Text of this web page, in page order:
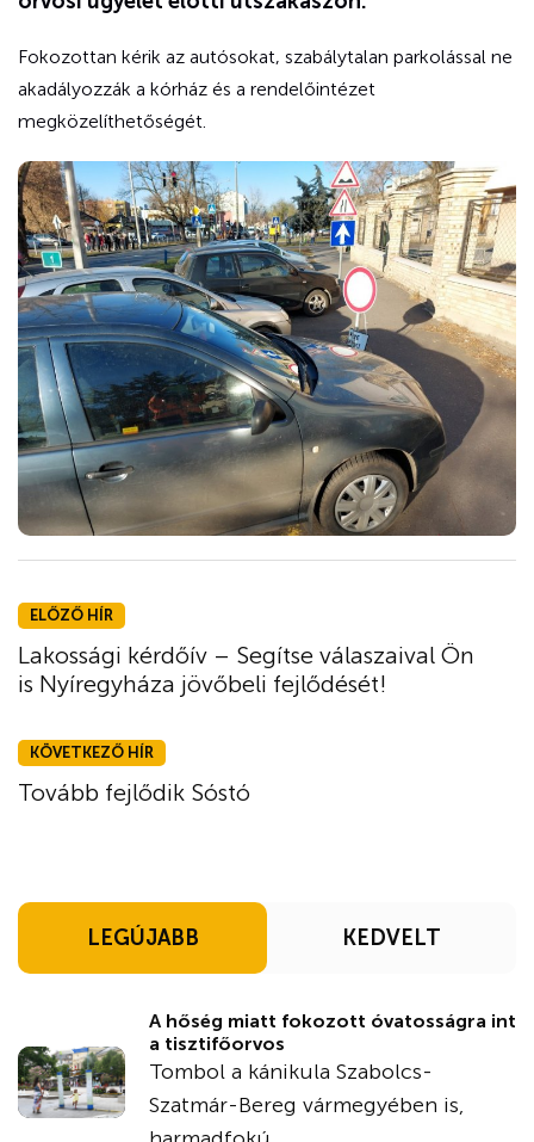
Fokozottan kérik az autósokat, szabálytalan parkolással ne
akadályozzák a kórház és a rendelőintézet
megközelíthetőségét.
ELŐZŐ HÍR
Lakossági kérdőív – Segítse válaszaival Ön
is Nyíregyháza jövőbeli fejlődését!
KÖVETKEZŐ HÍR
Tovább fejlődik Sóstó
LEGÚJABB KEDVELT
A hőség miatt fokozott óvatosságra int
a tisztifőorvos
Tombol a kánikula Szabolcs-
Szatmár-Bereg vármegyében is,